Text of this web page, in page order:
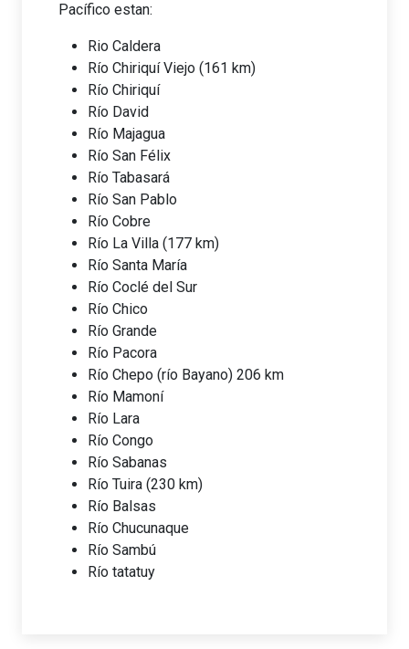
Pacífico estan:
Rio Caldera
Río Chiriquí Viejo (161 km)
Río Chiriquí
Río David
Río Majagua
Río San Félix
Río Tabasará
Río San Pablo
Río Cobre
Río La Villa (177 km)
Río Santa María
Río Coclé del Sur
Río Chico
Río Grande
Río Pacora
Río Chepo (río Bayano) 206 km
Río Mamoní
Río Lara
Río Congo
Río Sabanas
Río Tuira (230 km)
Río Balsas
Río Chucunaque
Río Sambú
Río tatatuy